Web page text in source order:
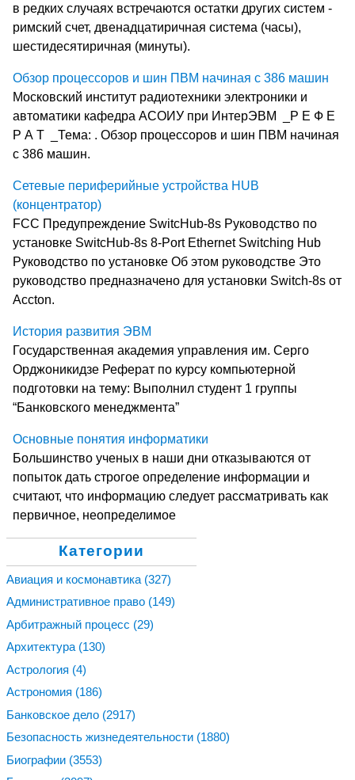
в редких случаях встречаются остатки других систем -
римский счет, двенадцатиричная система (часы),
шестидесятиричная (минуты).
Обзор процессоров и шин ПВМ начиная с 386 машин
Московский институт радиотехники электроники и
автоматики кафедра АСОИУ при ИнтерЭВМ _Р Е Ф Е
Р А Т _Тема: . Обзор процессоров и шин ПВМ начиная
с 386 машин.
Сетевые периферийные устройства HUB
(концентратор)
FCC Предупреждение SwitcHub-8s Руководство по
установке SwitcHub-8s 8-Port Ethernet Switching Hub
Руководство по установке Об этом руководстве Это
руководство предназначено для установки Switch-8s от
Accton.
История развития ЭВМ
Государственная академия управления им. Серго
Орджоникидзе Реферат по курсу компьютерной
подготовки на тему: Выполнил студент 1 группы
“Банковского менеджмента”
Основные понятия информатики
Большинство ученых в наши дни отказываются от
попыток дать строгое определение информации и
считают, что информацию следует рассматривать как
первичное, неопределимое
Категории
Авиация и космонавтика (327)
Административное право (149)
Арбитражный процесс (29)
Архитектура (130)
Астрология (4)
Астрономия (186)
Банковское дело (2917)
Безопасность жизнедеятельности (1880)
Биографии (3553)